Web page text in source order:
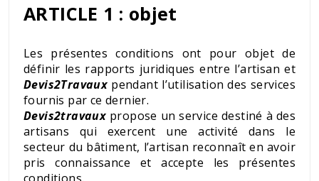
ARTICLE 1 : objet
Les présentes conditions ont pour objet de
définir les rapports juridiques entre l’artisan et
Devis2Travaux pendant l’utilisation des services
fournis par ce dernier.
Devis2travaux propose un service destiné à des
artisans qui exercent une activité dans le
secteur du bâtiment, l’artisan reconnaît en avoir
pris connaissance et accepte les présentes